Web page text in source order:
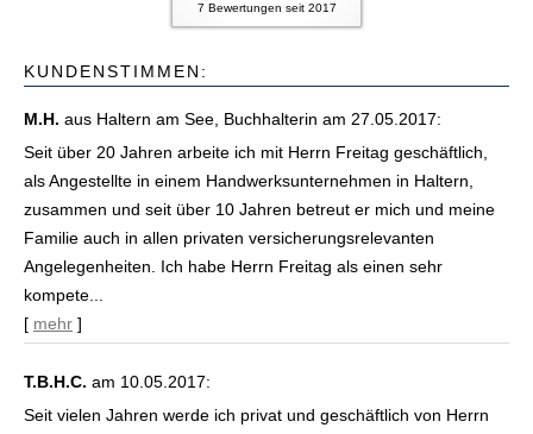
7 Bewertungen seit 2017
KUNDENSTIMMEN:
M.H. aus Haltern am See , Buchhalterin am 27.05.2017:
Seit über 20 Jahren arbeite ich mit Herrn Freitag geschäftlich,
als Angestellte in einem Handwerksunternehmen in Haltern,
zusammen und seit über 10 Jahren betreut er mich und meine
Familie auch in allen privaten versicherungsrelevanten
Angelegenheiten. Ich habe Herrn Freitag als einen sehr
kompete...
[ mehr ]
T.B.H.C. am 10.05.2017:
Seit vielen Jahren werde ich privat und geschäftlich von Herrn